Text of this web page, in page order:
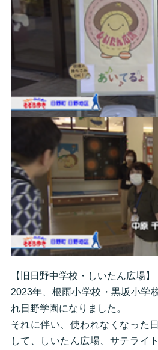
【旧日野中学校・しいたん広場】
2023年、根雨小学校・黒坂小学
れ日野学園になりました。
それに伴い、使われなくなった
して、しいたん広場、サテライ